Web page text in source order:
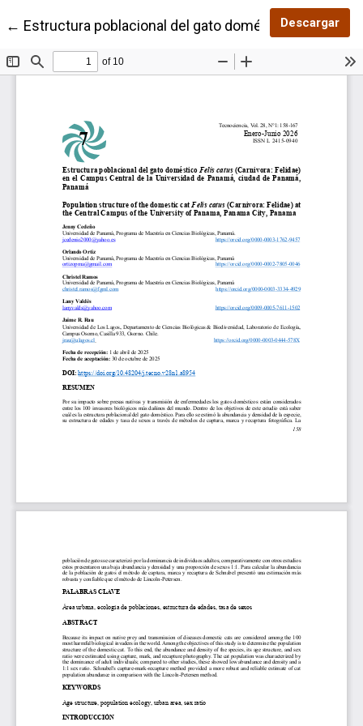
← Volver a los detalles del artículo
Estructura poblacional del gato doméstico Felis
Descargar